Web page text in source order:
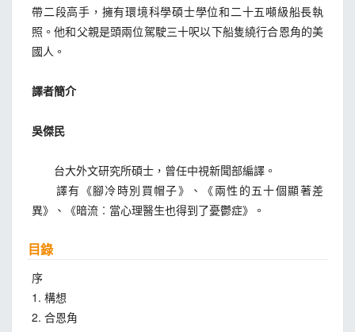
帶二段高手，擁有環境科學碩士學位和二十五噸級船長執
照。他和父親是頭兩位駕駛三十呎以下船隻繞行合恩角的美
國人。
譯者簡介
吳傑民
台大外文研究所碩士，曾任中視新聞部編譯。
譯有《腳冷時別買帽子》、《兩性的五十個顯著差
異》、《暗流︰當心理醫生也得到了憂鬱症》。
目錄
序
1. 構想
2. 合恩角